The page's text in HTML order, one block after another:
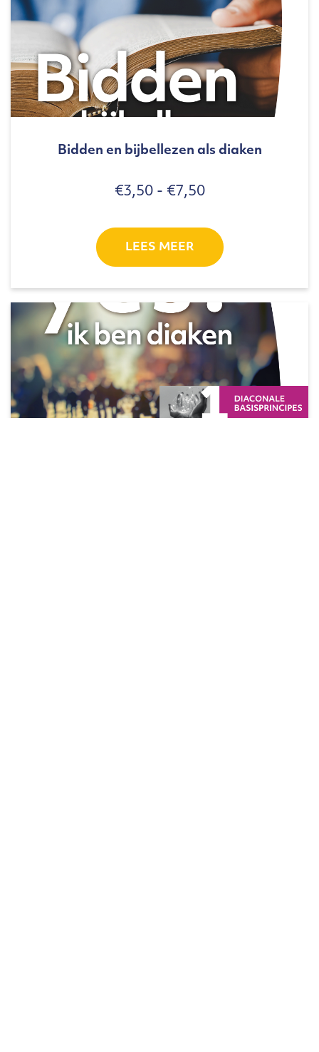
Bidden en bijbellezen als diaken
€3,50 - €7,50Prijsklasse:
tot
€7,50
LEES MEER